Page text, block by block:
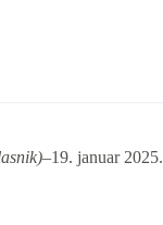
–19. januar 2025.